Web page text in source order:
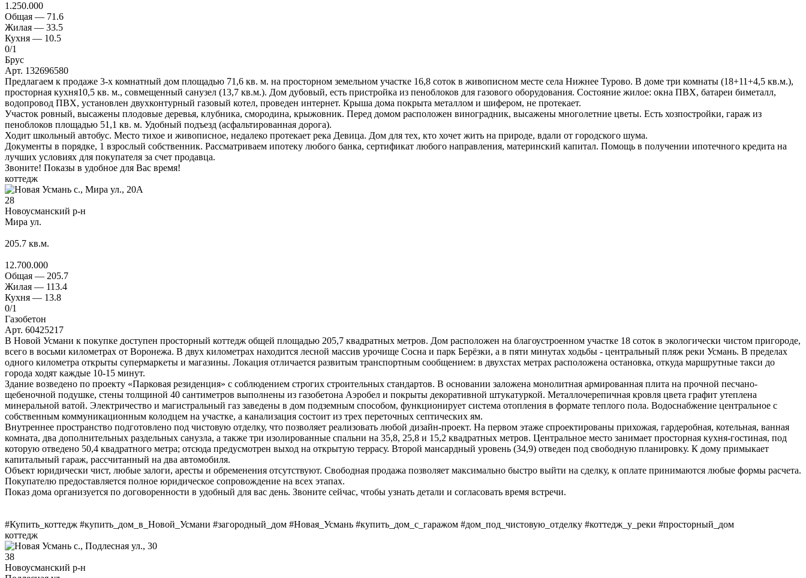
1.250.000
Общая — 71.6
Жилая — 33.5
Кухня — 10.5
0/1
Брус
Арт. 132696580
Предлагаем к продаже 3-х комнатный дом площадью 71,6 кв. м. на просторном земельном участке 16,8 соток в живописном месте села Нижнее Турово. В доме три комнаты (18+11+4,5 кв.м.),
просторная кухня10,5 кв. м., совмещенный санузел (13,7 кв.м.). Дом дубовый, есть пристройка из пеноблоков для газового оборудования. Состояние жилое: окна ПВХ, батареи биметалл,
водопровод ПВХ, установлен двухконтурный газовый котел, проведен интернет. Крыша дома покрыта металлом и шифером, не протекает.
Участок ровный, высажены плодовые деревья, клубника, смородина, крыжовник. Перед домом расположен виноградник, высажены многолетние цветы. Есть хозпостройки, гараж из
пеноблоков площадью 51,1 кв. м. Удобный подъезд (асфальтированная дорога).
Ходит школьный автобус. Место тихое и живописное, недалеко протекает река Девица. Дом для тех, кто хочет жить на природе, вдали от городского шума.
Документы в порядке, 1 взрослый собственник. Рассматриваем ипотеку любого банка, сертификат любого направления, материнский капитал. Помощь в получении ипотечного кредита на
лучших условиях для покупателя за счет продавца.
Звоните! Показы в удобное для Вас время!
коттедж
28
Новоусманский р-н
Мира ул.
205.7 кв.м.
12.700.000
Общая — 205.7
Жилая — 113.4
Кухня — 13.8
0/1
Газобетон
Арт. 60425217
В Новой Усмани к покупке доступен просторный коттедж общей площадью 205,7 квадратных метров. Дом расположен на благоустроенном участке 18 соток в экологически чистом пригороде,
всего в восьми километрах от Воронежа. В двух километрах находится лесной массив урочище Сосна и парк Берёзки, а в пяти минутах ходьбы - центральный пляж реки Усмань. В пределах
одного километра открыты супермаркеты и магазины. Локация отличается развитым транспортным сообщением: в двухстах метрах расположена остановка, откуда маршрутные такси до
города ходят каждые 10-15 минут.
Здание возведено по проекту «Парковая резиденция» с соблюдением строгих строительных стандартов. В основании заложена монолитная армированная плита на прочной песчано-
щебеночной подушке, стены толщиной 40 сантиметров выполнены из газобетона Аэробел и покрыты декоративной штукатуркой. Металлочерепичная кровля цвета графит утеплена
минеральной ватой. Электричество и магистральный газ заведены в дом подземным способом, функционирует система отопления в формате теплого пола. Водоснабжение центральное с
собственным коммуникационным колодцем на участке, а канализация состоит из трех переточных септических ям.
Внутреннее пространство подготовлено под чистовую отделку, что позволяет реализовать любой дизайн-проект. На первом этаже спроектированы прихожая, гардеробная, котельная, ванная
комната, два дополнительных раздельных санузла, а также три изолированные спальни на 35,8, 25,8 и 15,2 квадратных метров. Центральное место занимает просторная кухня-гостиная, под
которую отведено 50,4 квадратного метра; отсюда предусмотрен выход на открытую террасу. Второй мансардный уровень (34,9) отведен под свободную планировку. К дому примыкает
капитальный гараж, рассчитанный на два автомобиля.
Объект юридически чист, любые залоги, аресты и обременения отсутствуют. Свободная продажа позволяет максимально быстро выйти на сделку, к оплате принимаются любые формы расчета.
Покупателю предоставляется полное юридическое сопровождение на всех этапах.
Показ дома организуется по договоренности в удобный для вас день. Звоните сейчас, чтобы узнать детали и согласовать время встречи.
#Купить_коттедж #купить_дом_в_Новой_Усмани #загородный_дом #Новая_Усмань #купить_дом_с_гаражом #дом_под_чистовую_отделку #коттедж_у_реки #просторный_дом
коттедж
38
Новоусманский р-н